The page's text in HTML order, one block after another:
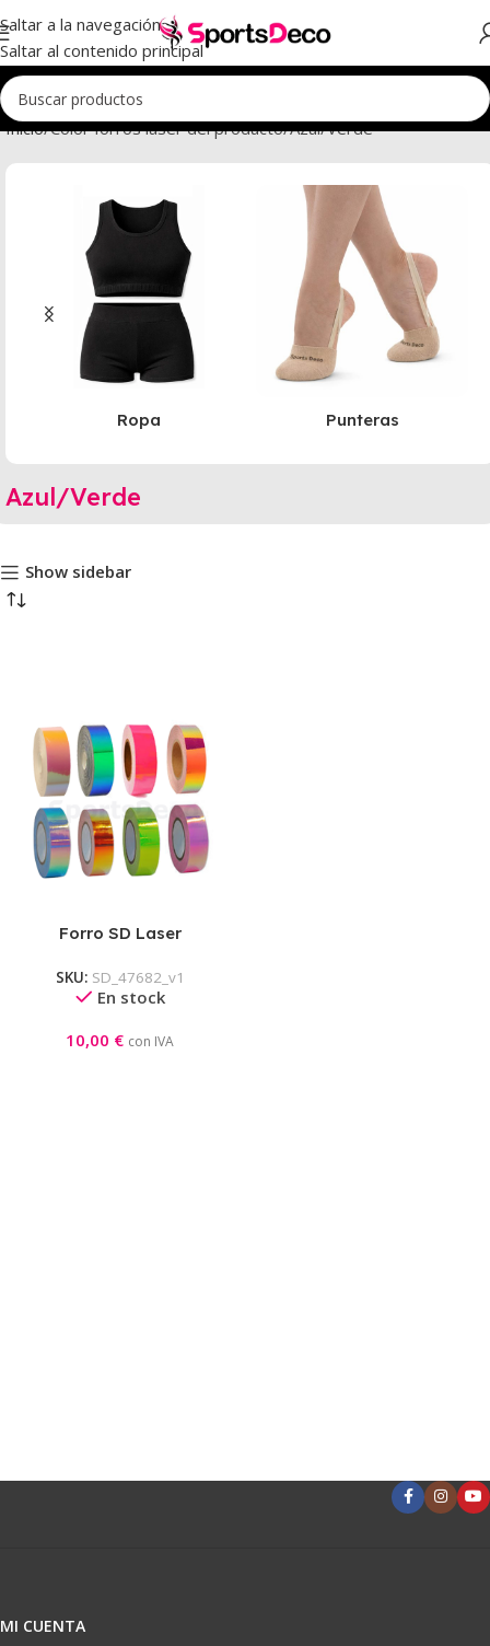
Saltar a la navegación
Saltar al contenido principal
Inicio Color forros laser del producto Azul/Verde
Ropa Punteras
Azul/Verde
Show sidebar
Forro SD Laser
SKU: SD_47682_v1
En stock
10,00 € con IVA
MI CUENTA